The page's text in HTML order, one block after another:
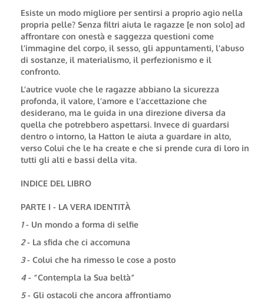
Esiste un modo migliore per sentirsi a proprio agio nella
propria pelle? Senza filtri aiuta le ragazze [e non solo] ad
affrontare con onestà e saggezza questioni come
l’immagine del corpo, il sesso, gli appuntamenti, l’abuso
di sostanze, il materialismo, il perfezionismo e il
confronto.
L’autrice vuole che le ragazze abbiano la sicurezza
profonda, il valore, l’amore e l’accettazione che
desiderano, ma le guida in una direzione diversa da
quella che potrebbero aspettarsi. Invece di guardarsi
dentro o intorno, la Hatton le aiuta a guardare in alto,
verso Colui che le ha create e che si prende cura di loro in
tutti gli alti e bassi della vita.
INDICE DEL LIBRO
PARTE I - LA VERA IDENTITÀ
1- Un mondo a forma di selfie
2- La sfida che ci accomuna
3- Colui che ha rimesso le cose a posto
4- “Contempla la Sua beltà”
5- Gli ostacoli che ancora affrontiamo